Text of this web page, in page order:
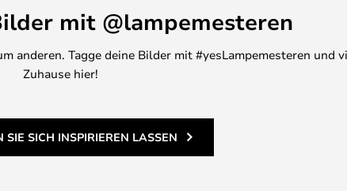
mit @lampemesteren
anderen. Tagge deine Bilder mit #yesLampemesteren und
Zuhause hier!
SIE SICH INSPIRIEREN LASSEN